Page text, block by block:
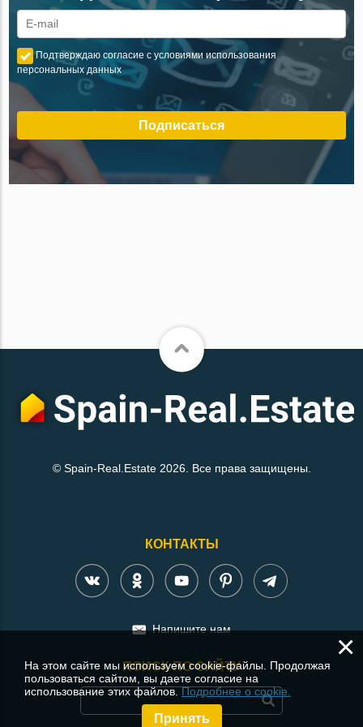
Подтверждаю согласие с условиями использования
персональных данных
Подписаться
© Spain-Real.Estate 2026. Все права защищены.
КОНТАКТЫ
Напишите нам
ПОИСК ПО САЙТУ
×
На этом сайте мы используем cookie-файлы. Продолжая
пользоваться сайтом, вы даете согласие на
использование этих файлов.Подробнее о cookie.
Принять